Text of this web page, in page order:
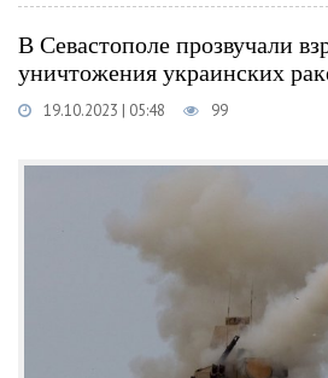
В Севастополе прозвучали
уничтожения украинских
19.10.2023 | 05:48 99